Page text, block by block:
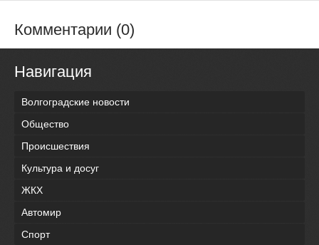
Комментарии (0)
Навигация
Волгоградские новости
Общество
Происшествия
Культура и досуг
ЖКХ
Автомир
Спорт